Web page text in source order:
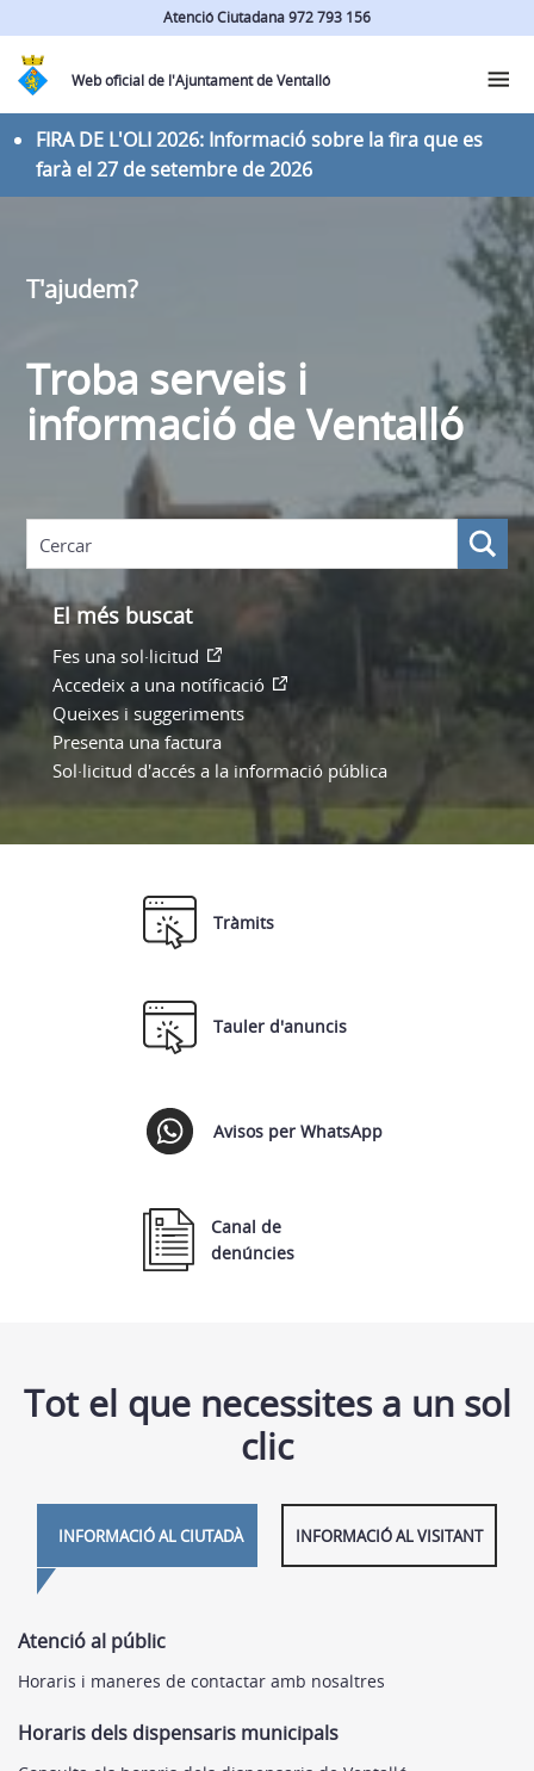
Atenció Ciutadana 972 793 156
Web oficial de l'Ajuntament de Ventalló
FIRA DE L'OLI 2026: Informació sobre la fira que es
farà el 27 de setembre de 2026
T'ajudem?
Troba serveis i
informació de Ventalló
El més buscat
Fes una sol·licitud
Accedeix a una notíficació
Queixes i suggeriments
Presenta una factura
Sol·licitud d'accés a la informació pública
Tràmits
Tauler d'anuncis
Avisos per WhatsApp
Canal de
denúncies
Tot el que necessites a un sol
clic
INFORMACIÓ AL CIUTADÀ INFORMACIÓ AL VISITANT
Atenció al públic
Horaris i maneres de contactar amb nosaltres
Horaris dels dispensaris municipals